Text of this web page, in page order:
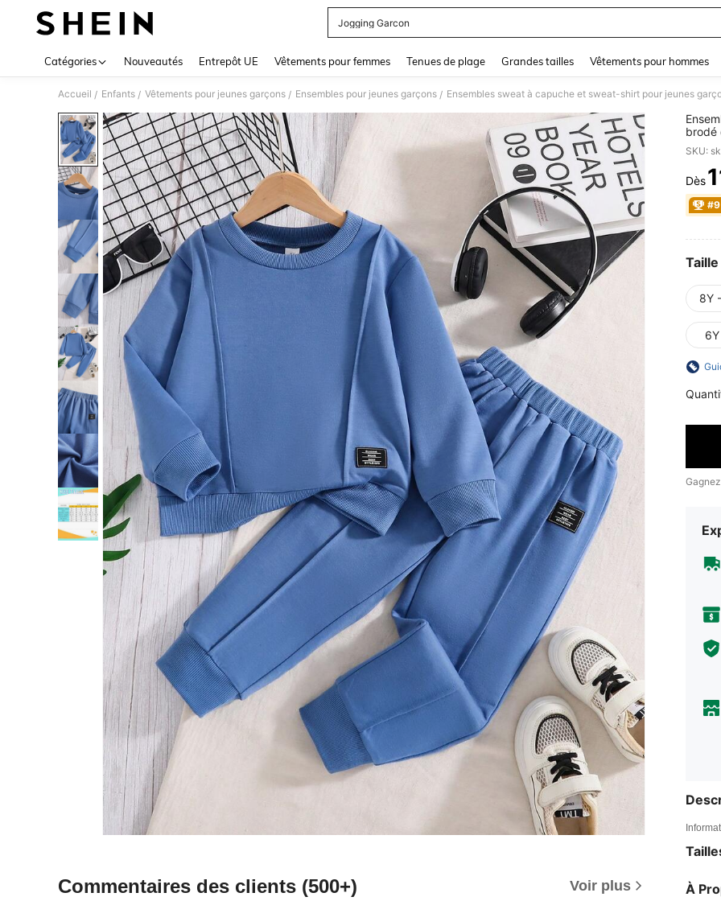
Jogging Garcon
Catégories Nouveautés Entrepôt UE Vêtements pour femmes Tenues de plage Grandes tailles Vêtements pour hommes
Accueil / Enfants / Vêtements pour jeunes garçons / Ensembles pour jeunes garçons / Ensembles sweat à capuche et sweat-shirt pour jeunes
Commentaires des clients (500+) Voir plus
brodé
SKU:
Dès
#9
Taille
8Y
6Y
À